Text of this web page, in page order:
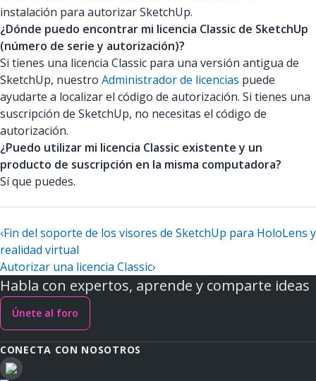
instalación para autorizar SketchUp.
¿Dónde puedo encontrar mi licencia Classic de SketchUp
(número de serie y autorización)?
Si tienes una licencia Classic para una versión antigua de
SketchUp, nuestro Administrador de licencias puede
ayudarte a localizar el código de autorización. Si tienes una
suscripción de SketchUp, no necesitas el código de
autorización.
¿Puedo utilizar mi licencia Classic existente y un
producto de suscripción en la misma computadora?
Sí que puedes.
‹Fin del soporte de los visores de SketchUp para HoloLens y
realidad virtual
Autorizar una licencia Classic›
Habla con expertos, aprende y comparte ideas
Únete al foro
CONECTA CON NOSOTROS